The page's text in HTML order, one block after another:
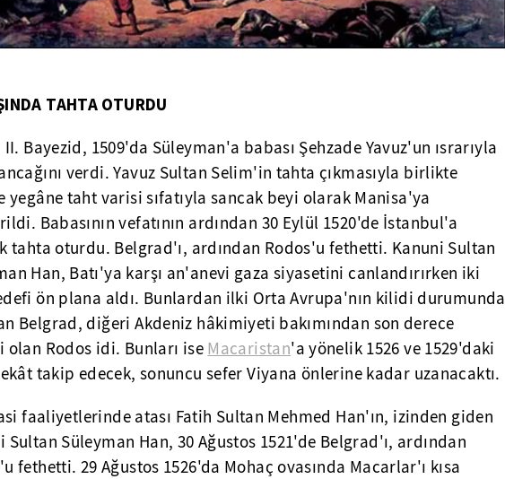
TAHTA OTURDU
Bayezid, 1509'da Süleyman'a babası Şehzade Yavuz'un ısrarıyla
verdi. Yavuz Sultan Selim'in tahta çıkmasıyla birlikte
yegâne taht varisi sıfatıyla sancak beyi olarak Manisa'ya
Babasının vefatının ardından 30 Eylül 1520'de İstanbul'a
tahta oturdu. Belgrad'ı, ardından Rodos'u fethetti. Kanuni Sultan
Han, Batı'ya karşı an'anevi gaza siyasetini canlandırırken iki
ön plana aldı. Bunlardan ilki Orta Avrupa'nın kilidi durumunda
Belgrad, diğeri Akdeniz hâkimiyeti bakımından son derece
olan Rodos idi. Bunları ise Macaristan'a yönelik 1526 ve 1529'daki
takip edecek, sonuncu sefer Viyana önlerine kadar uzanacaktı.
faaliyetlerinde atası Fatih Sultan Mehmed Han'ın, izinden giden
Sultan Süleyman Han, 30 Ağustos 1521'de Belgrad'ı, ardından
fethetti. 29 Ağustos 1526'da Mohaç ovasında Macarlar'ı kısa